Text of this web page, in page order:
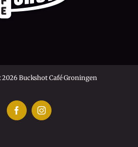
Buckshot Café Groningen
FacebookInstagram